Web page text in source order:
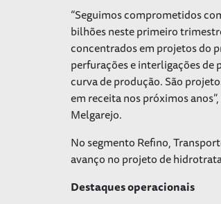
“Seguimos comprometidos
bilhões neste primeiro
concentrados em projetos do
perfurações e interligações de
curva de produção. São
em receita nos próximos
Melgarejo.
No segmento Refino,
avanço no projeto de
Destaques operacionais